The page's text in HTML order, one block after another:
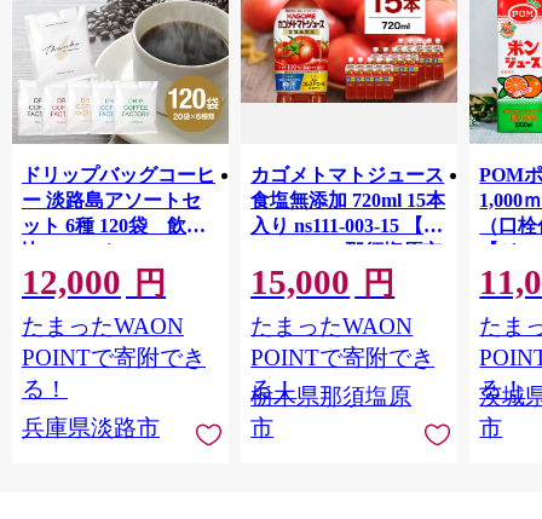
ドリップバッグコーヒ
ー 淡路島アソートセ
ット 6種 120袋 飲み
比べ コーヒー
12,000 円
たまったWAON
POINTで寄附でき
る！
兵庫県淡路市
カゴメトマトジュース
食塩無添加 720ml 15本
入り ns111-003-15 【
KAGOME 那須塩原市
ギフト トマト 野菜 ジ
ュース 飲料 ドリンク
健康 GABA 血圧 コレ
ステロール】
15,000 円
たまったWAON
POINTで寄附でき
る！
栃木県那須塩原
市
POM
1,000
（口
【ジ
Ｍ 爽
ジ 果
ンス
ンド
庫 ド
入れし
アタイ
たま
る！
茨城
市